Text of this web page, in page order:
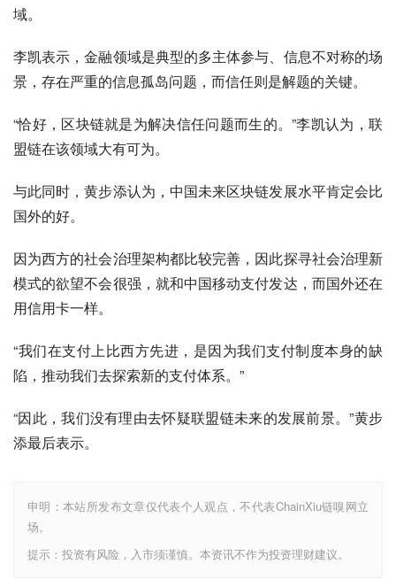
域。
李凯表示，金融领域是典型的多主体参与、信息不对称的场
景，存在严重的信息孤岛问题，而信任则是解题的关键。
“恰好，区块链就是为解决信任问题而生的。”李凯认为，联
盟链在该领域大有可为。
与此同时，黄步添认为，中国未来区块链发展水平肯定会比
国外的好。
因为西方的社会治理架构都比较完善，因此探寻社会治理新
模式的欲望不会很强，就和中国移动支付发达，而国外还在
用信用卡一样。
“我们在支付上比西方先进，是因为我们支付制度本身的缺
陷，推动我们去探索新的支付体系。”
“因此，我们没有理由去怀疑联盟链未来的发展前景。”黄步
添最后表示。
申明：本站所发布文章仅代表个人观点，不代表ChainXiu链嗅网立
场。
提示：投资有风险，入市须谨慎。本资讯不作为投资理财建议。